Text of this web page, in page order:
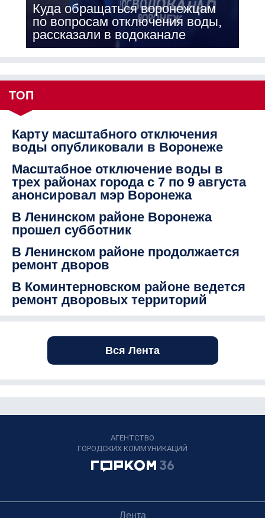
Куда обращаться воронежцам
по вопросам отключения воды,
рассказали в водоканале
ТОП
Карту масштабного отключения
воды опубликовали в Воронеже
Масштабное отключение воды в
трех районах города с 7 по 9 августа
анонсировал мэр Воронежа
В Ленинском районе Воронежа
прошел субботник
В Ленинском районе продолжается
ремонт дворов
В Коминтерновском районе ведется
ремонт дворовых территорий
Вся Лента
АГЕНТСТВО
ГОРОДСКИХ КОММУНИКАЦИЙ
Лента